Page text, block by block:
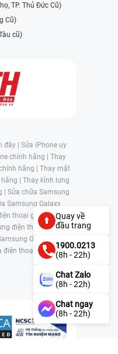
TP. Thủ Đức Cũ)
Cũ)
cũ)
đây | Sửa iPhone uy
chính hãng | Thay
hãng | Thay mặt
| Thay kính lưng
| Sửa chữa Samsung
Samsung Galaxy
thoại giá bao
điện thoại giá bao
Galaxy S |
điện thoại samsung |
Quay về
đầu trang
1900.0213
(8h - 22h)
Chat Zalo
(8h - 22h)
Chat ngay
(8h - 22h)